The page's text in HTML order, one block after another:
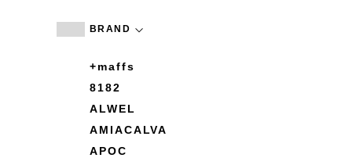
BRAND
+maffs
8182
ALWEL
AMIACALVA
APOC